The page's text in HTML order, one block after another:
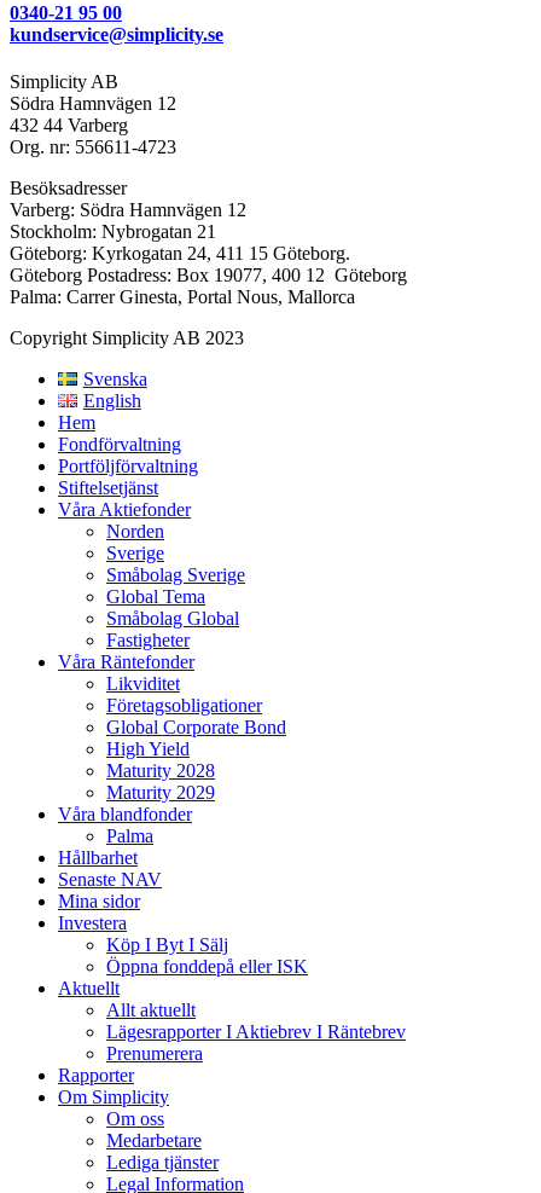
0340-21 95 00
kundservice@simplicity.se
Simplicity AB
Södra Hamnvägen 12
432 44 Varberg
Org. nr: 556611-4723
Besöksadresser
Varberg: Södra Hamnvägen 12
Stockholm: Nybrogatan 21
Göteborg: Kyrkogatan 24, 411 15 Göteborg.
Göteborg Postadress: Box 19077, 400 12 Göteborg
Palma: Carrer Ginesta, Portal Nous, Mallorca
Copyright Simplicity AB 2023
Svenska
English
Hem
Fondförvaltning
Portföljförvaltning
Stiftelsetjänst
Våra Aktiefonder
Norden
Sverige
Småbolag Sverige
Global Tema
Småbolag Global
Fastigheter
Våra Räntefonder
Likviditet
Företagsobligationer
Global Corporate Bond
High Yield
Maturity 2028
Maturity 2029
Våra blandfonder
Palma
Hållbarhet
Senaste NAV
Mina sidor
Investera
Köp I Byt I Sälj
Öppna fonddepå eller ISK
Aktuellt
Allt aktuellt
Lägesrapporter I Aktiebrev I Räntebrev
Prenumerera
Rapporter
Om Simplicity
Om oss
Medarbetare
Lediga tjänster
Legal Information